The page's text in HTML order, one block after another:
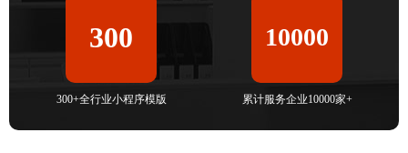
300
300+全行业小程序模版
10000
累计服务企业10000家+